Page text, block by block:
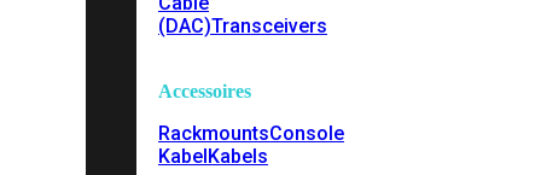
(DAC)Transceivers
Accessoires
RackmountsConsole
KabelKabels